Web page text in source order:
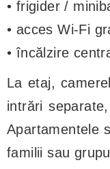
• frigider /
• acces Wi-Fi
• încălzire
La etaj,
intrări
Apartamentele
familii sau